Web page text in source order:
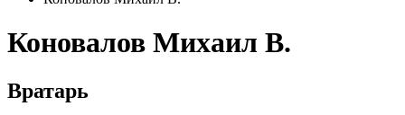
Коновалов Михаил В.
Вратарь